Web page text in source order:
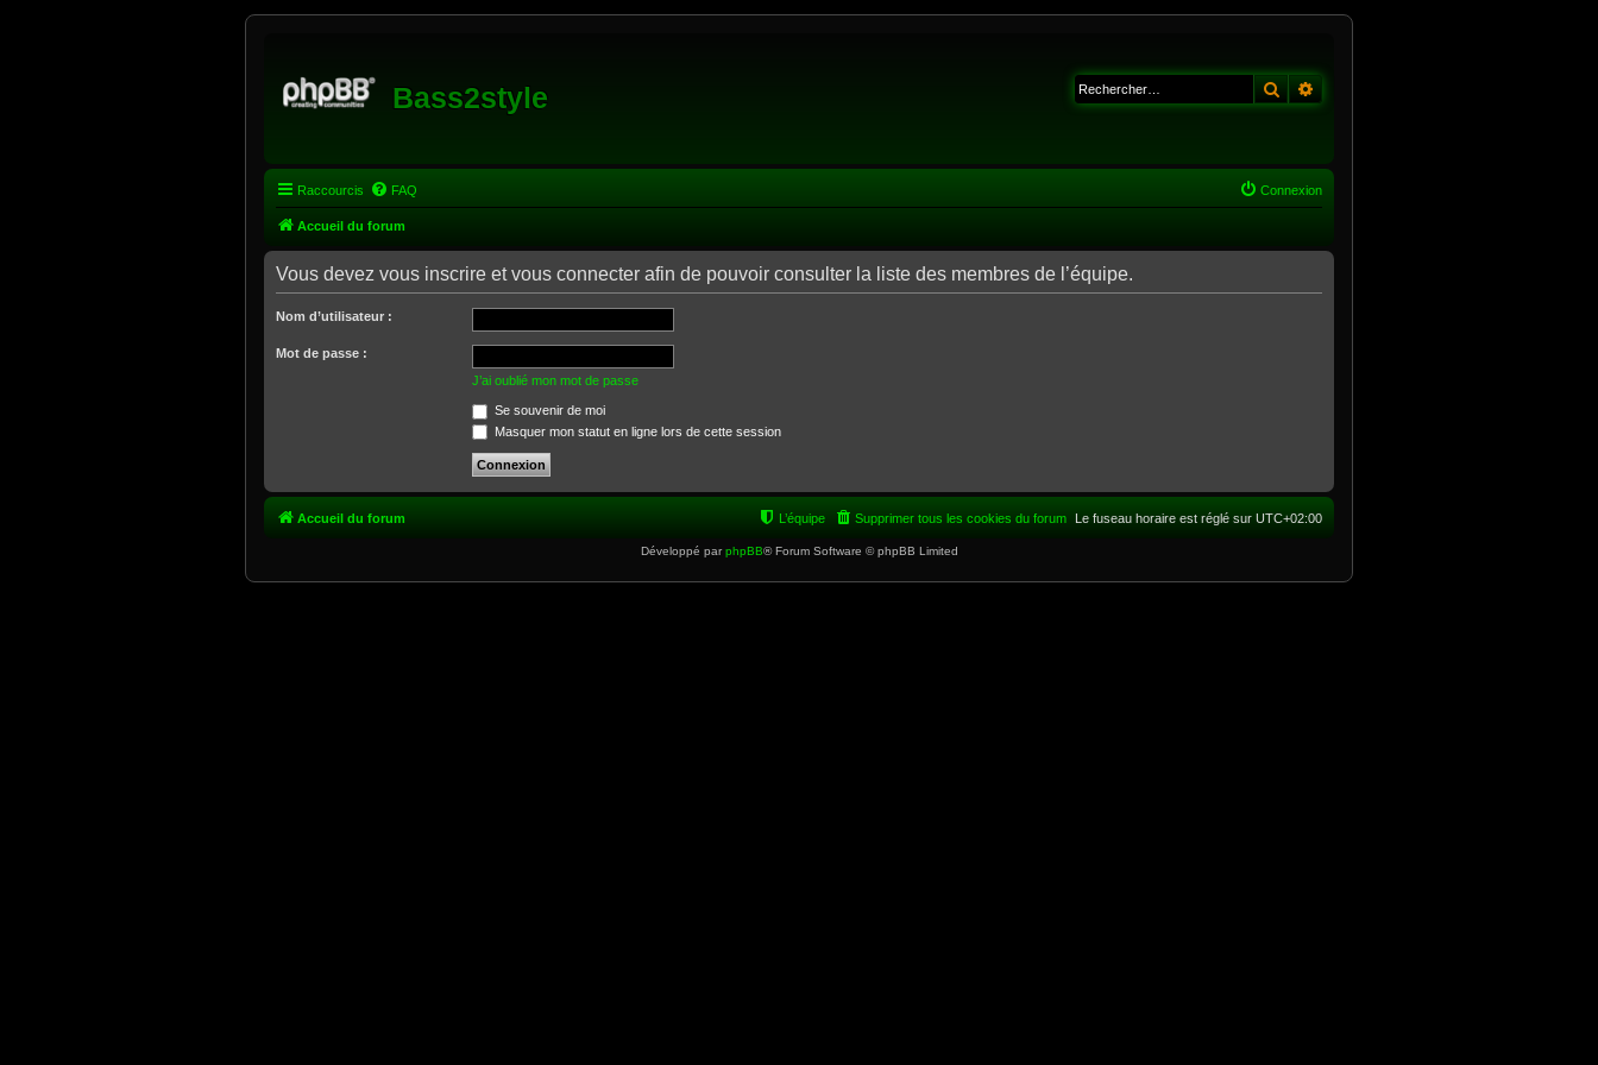
Bass2style Rechercher
Raccourcis FAQ Connexion
Accueil du forum
Vous devez vous inscrire et vous connecter afin de pouvoir consulter la liste des membres de l’équipe.
Nom d’utilisateur :
Mot de passe :
J’ai oublié mon mot de passe
Se souvenir de moi
Masquer mon statut en ligne lors de cette session
Accueil du forum Le fuseau horaire est réglé sur UTC+02:00
Supprimer tous les cookies du forum
L’équipe
Développé parphpBB® Forum Software © phpBB Limited